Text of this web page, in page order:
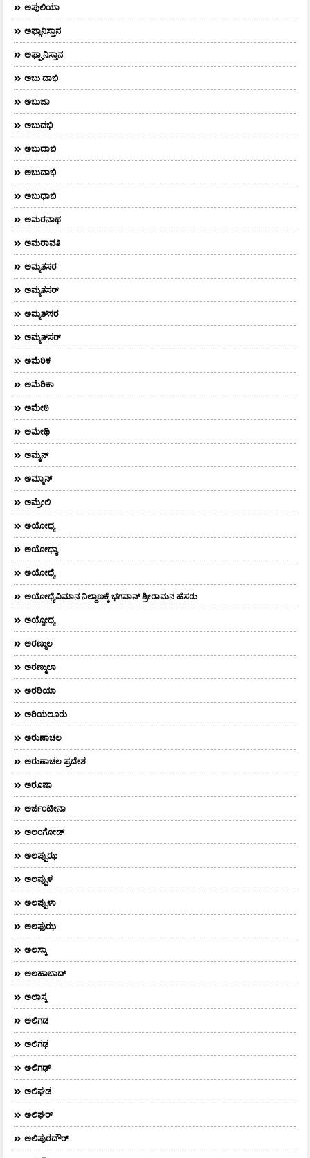
ಅಪುಲಿಯಾ
ಅಫ್ಗಾನಿಸ್ತಾನ
ಅಫ್ಘಾನಿಸ್ತಾನ
ಅಬು ದಾಭಿ
ಅಬುಜಾ
ಅಬುದಭಿ
ಅಬುದಾಬಿ
ಅಬುದಾಭಿ
ಅಬುಧಾಬಿ
ಅಮರನಾಥ
ಅಮರಾವತಿ
ಅಮೃತಸರ
ಅಮೃತಸರ್
ಅಮೃತ್‌ಸರ
ಅಮೃತ್​ಸರ್​
ಅಮೆರಿಕ
ಅಮೆರಿಕಾ
ಅಮೇಠಿ
ಅಮೇಥಿ
ಅಮ್ಮನ್‌
ಅಮ್ಮಾನ್
ಅಮ್ರೇಲಿ
ಅಯೋಧ್ಯ
ಅಯೋಧ್ಯಾ
ಅಯೋಧ್ಯೆ
ಅಯೋಧ್ಯೆವಿಮಾನ ನಿಲ್ದಾಣಕ್ಕೆ ಭಗವಾನ್ ಶ್ರೀರಾಮನ ಹೆಸರು
ಅಯ್ಯೋಧ್ಯ
ಅರಣ್ಮುಲ
ಅರಣ್ಮುಲಾ
ಅರರಿಯಾ
ಅರಿಯಲೂರು
ಅರುಣಾಚಲ
ಅರುಣಾಚಲ ಪ್ರದೇಶ
ಅರೂಷಾ
ಅರ್ಜೆಂಟೀನಾ
ಅಲಂಗೋಡ್
ಅಲಪ್ಪುಝ
ಅಲಪ್ಪುಳ
ಅಲಪ್ಪುಳಾ
ಅಲಫುಝ
ಅಲಸ್ಕಾ
ಅಲಹಾಬಾದ್
ಅಲಾಸ್ಕ
ಅಲಿಗಡ
ಅಲಿಗಢ
ಅಲಿಗಢ್
ಅಲಿಘಡ
ಅಲಿಘರ್
ಅಲಿಪುರದೌರ್‌